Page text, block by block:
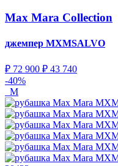
Max Mara Collection
джемпер MXMSALVO
₽ 72 900 ₽ 43 740
-40%
M